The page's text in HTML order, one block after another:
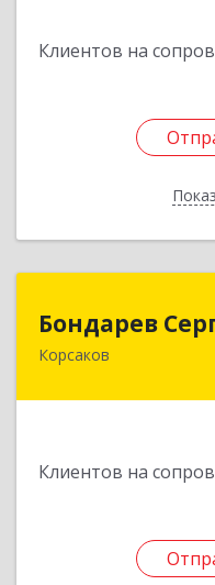
Клиентов на
Бондарев
Корсаков
Клиентов на
Бондарев